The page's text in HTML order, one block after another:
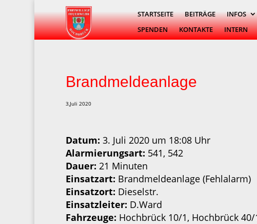
STARTSEITE BEITRÄGE INFOS
SPENDEN
KONTAKTE INTERN
Brandmeldeanlage
3,Juli 2020
Datum: 3. Juli 2020 um 18:08 Uhr
Alarmierungsart: 541, 542
Dauer: 21 Minuten
Einsatzart: Brandmeldeanlage (Fehlalarm)
Einsatzort: Dieselstr.
Einsatzleiter: D.Ward
Fahrzeuge: Hochbrück 10/1, Hochbrück 40/